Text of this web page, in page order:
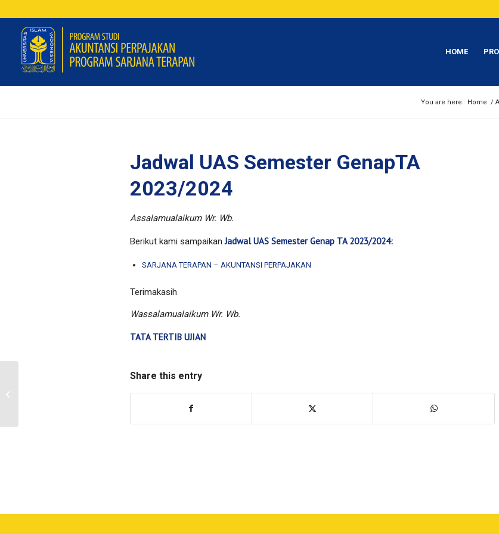
HOME
You are here: Home /
Jadwal UAS Semester GenapTA
2023/2024
Assalamualaikum Wr. Wb.
Berikut kami sampaikanJadwal UAS Semester Genap TA 2023/2024:
SARJANA TERAPAN – AKUNTANSI PERPAJAKAN
Terimakasih
Wassalamualaikum Wr. Wb.
TATA TERTIB UJIAN
Share this entry